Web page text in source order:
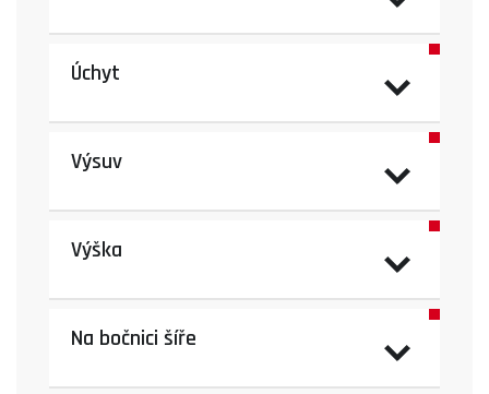
Úchyt
Výsuv
Výška
Na bočnici šíře